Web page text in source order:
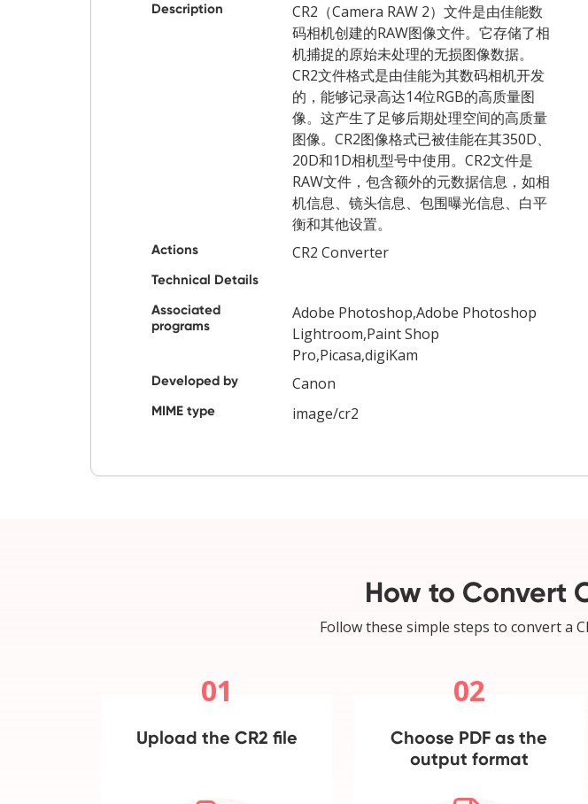
Description
CR2（Camera RAW 2）文件是由佳能数
码相机创建的RAW图像文件。它存储了相
机捕捉的原始未处理的无损图像数据。
CR2文件格式是由佳能为其数码相机开发
的，能够记录高达14位RGB的高质量图
像。这产生了足够后期处理空间的高质量
图像。CR2图像格式已被佳能在其350D、
20D和1D相机型号中使用。CR2文件是
RAW文件，包含额外的元数据信息，如相
机信息、镜头信息、包围曝光信息、白平
衡和其他设置。
Actions CR2 Converter
Technical Details
Associated
programs
Adobe Photoshop,Adobe Photoshop
Lightroom,Paint Shop
Pro,Picasa,digiKam
Developed by Canon
MIME type image/cr2
How to Convert
Follow these simple steps to convert a
01
Upload the CR2 file
02
Choose PDF as the
output format